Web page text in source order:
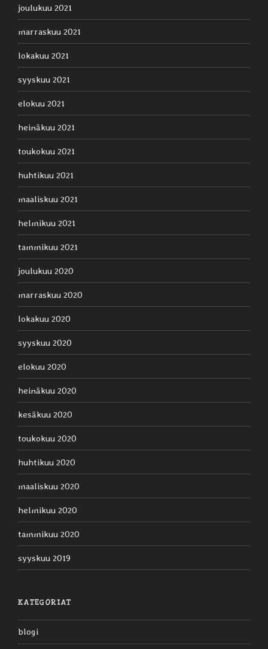
joulukuu 2021
marraskuu 2021
lokakuu 2021
syyskuu 2021
elokuu 2021
heinäkuu 2021
toukokuu 2021
huhtikuu 2021
maaliskuu 2021
helmikuu 2021
tammikuu 2021
joulukuu 2020
marraskuu 2020
lokakuu 2020
syyskuu 2020
elokuu 2020
heinäkuu 2020
kesäkuu 2020
toukokuu 2020
huhtikuu 2020
maaliskuu 2020
helmikuu 2020
tammikuu 2020
syyskuu 2019
KATEGORIAT
blogi